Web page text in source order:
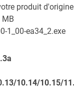
produit
MB
1_00-ea34_2.exe
10.14/10.15/